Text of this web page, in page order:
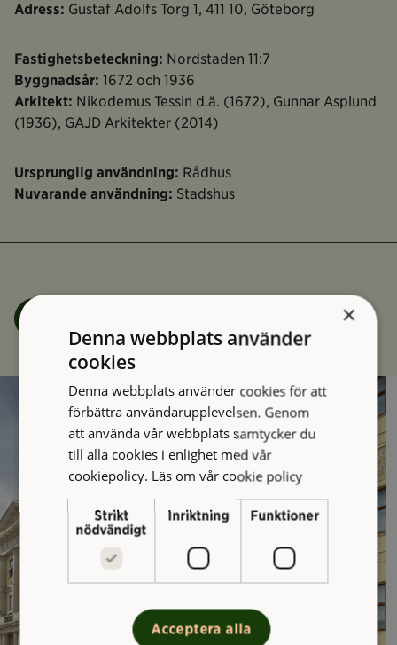
Adress: Gustaf Adolfs Torg 1, 411 10, Göteborg
Fastighetsbeteckning: Nordstaden 11:7
Byggnadsår: 1672 och 1936
Arkitekt: Nikodemus Tessin d.ä. (1672), Gunnar Asplund
(1936), GAJD Arkitekter (2014)
Ursprunglig användning: Rådhus
Nuvarande användning: Stadshus
×
Denna webbplats använder
cookies
Denna webbplats använder cookies för att
förbättra användarupplevelsen. Genom
att använda vår webbplats samtycker du
till alla cookies i enlighet med vår
cookiepolicy. Läs om vår cookie policy
Strikt
nödvändigt
Inriktning Funktioner
Acceptera alla